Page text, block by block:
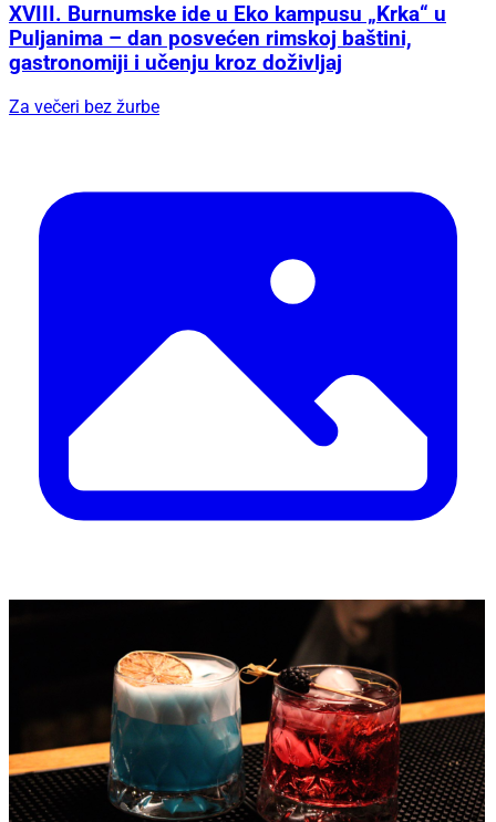
XVIII. Burnumske ide u Eko kampusu „Krka“ u
Puljanima – dan posvećen rimskoj baštini,
gastronomiji i učenju kroz doživljaj
Za večeri bez žurbe